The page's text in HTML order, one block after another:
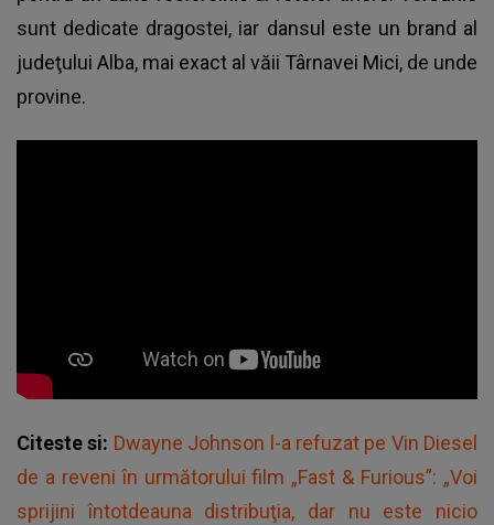
sunt dedicate dragostei, iar dansul este un brand al
judeţului Alba, mai exact al văii Târnavei Mici, de unde
provine.
Citeste si: Dwayne Johnson l-a refuzat pe Vin Diesel
de a reveni în următorului film „Fast & Furious”: „Voi
sprijini întotdeauna distribuţia, dar nu este nicio